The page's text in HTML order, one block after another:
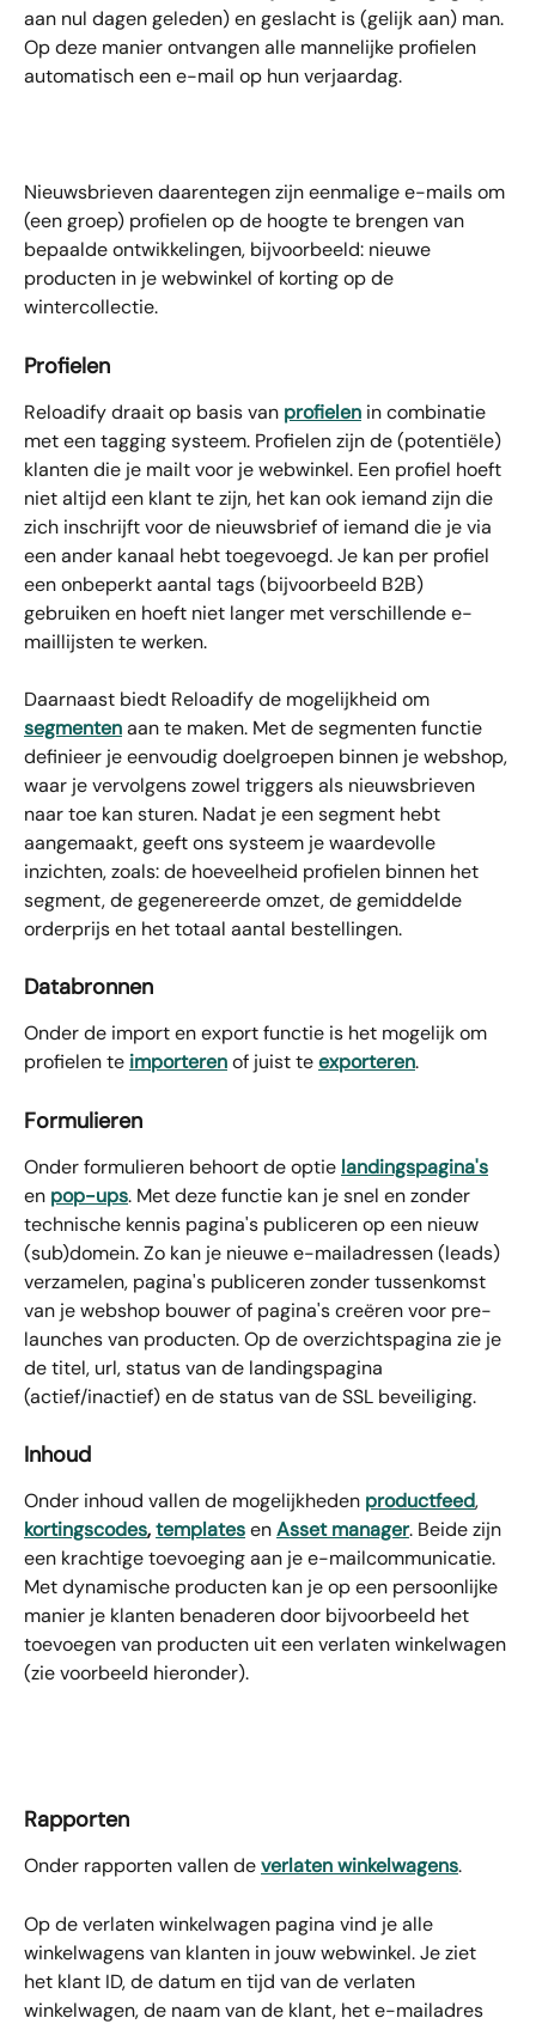
aan nul dagen geleden) en geslacht is (gelijk aan) man.
Op deze manier ontvangen alle mannelijke profielen
automatisch een e-mail op hun verjaardag.
Nieuwsbrieven daarentegen zijn eenmalige e-mails om
(een groep) profielen op de hoogte te brengen van
bepaalde ontwikkelingen, bijvoorbeeld: nieuwe
producten in je webwinkel of korting op de
wintercollectie.
Profielen
Reloadify draait op basis van profielen in combinatie
met een tagging systeem. Profielen zijn de (potentiële)
klanten die je mailt voor je webwinkel. Een profiel hoeft
niet altijd een klant te zijn, het kan ook iemand zijn die
zich inschrijft voor de nieuwsbrief of iemand die je via
een ander kanaal hebt toegevoegd. Je kan per profiel
een onbeperkt aantal tags (bijvoorbeeld B2B)
gebruiken en hoeft niet langer met verschillende e-
maillijsten te werken.
Daarnaast biedt Reloadify de mogelijkheid om
segmenten aan te maken. Met de segmenten functie
definieer je eenvoudig doelgroepen binnen je webshop,
waar je vervolgens zowel triggers als nieuwsbrieven
naar toe kan sturen. Nadat je een segment hebt
aangemaakt, geeft ons systeem je waardevolle
inzichten, zoals: de hoeveelheid profielen binnen het
segment, de gegenereerde omzet, de gemiddelde
orderprijs en het totaal aantal bestellingen.
Databronnen
Onder de import en export functie is het mogelijk om
profielen te importeren of juist te exporteren.
Formulieren
Onder formulieren behoort de optie landingspagina's
en pop-ups. Met deze functie kan je snel en zonder
technische kennis pagina's publiceren op een nieuw
(sub)domein. Zo kan je nieuwe e-mailadressen (leads)
verzamelen, pagina's publiceren zonder tussenkomst
van je webshop bouwer of pagina's creëren voor pre-
launches van producten. Op de overzichtspagina zie je
de titel, url, status van de landingspagina
(actief/inactief) en de status van de SSL beveiliging.
Inhoud
Onder inhoud vallen de mogelijkheden productfeed,
kortingscodes,templatesenAsset manager. Beide zijn
een krachtige toevoeging aan je e-mailcommunicatie.
Met dynamische producten kan je op een persoonlijke
manier je klanten benaderen door bijvoorbeeld het
toevoegen van producten uit een verlaten winkelwagen
(zie voorbeeld hieronder).
Rapporten
Onder rapporten vallen de verlaten winkelwagens.
Op de verlaten winkelwagen pagina vind je alle
winkelwagens van klanten in jouw webwinkel. Je ziet
het klant ID, de datum en tijd van de verlaten
winkelwagen, de naam van de klant, het e-mailadres